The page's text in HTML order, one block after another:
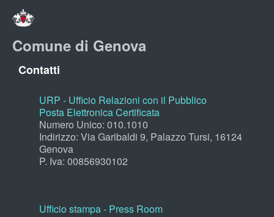
Comune di Genova
Contatti
URP - Ufficio Relazioni con il Pubblico
Posta Elettronica Certificata
Numero Unico: 010.1010
Indirizzo: Via Garibaldi 9, Palazzo Tursi, 16124
Genova
P. Iva: 00856930102
Ufficio stampa - Press Room